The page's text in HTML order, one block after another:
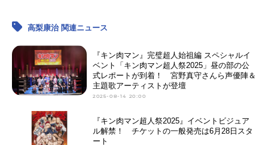
高梨康治 関連ニュース
『キン肉マン』完璧超人始祖編 スペシャルイ
ベント「キン肉マン超人祭2025」昼の部の公
式レポートが到着！ 宮野真守さんら声優陣＆
主題歌アーティストが登壇
2025-08-14 20:00
『キン肉マン超人祭2025』イベントビジュア
ル解禁！ チケットの一般発売は6月28日スタ
ート